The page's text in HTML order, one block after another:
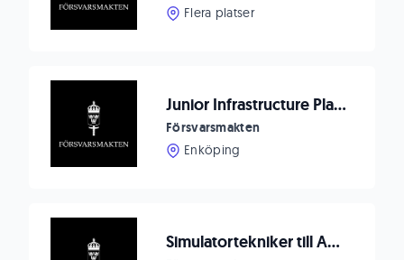
Flera platser
Junior Infrastructure Plattform Engineer
Försvarsmakten
Enköping
Simulatortekniker till Amf 4 Göteborg